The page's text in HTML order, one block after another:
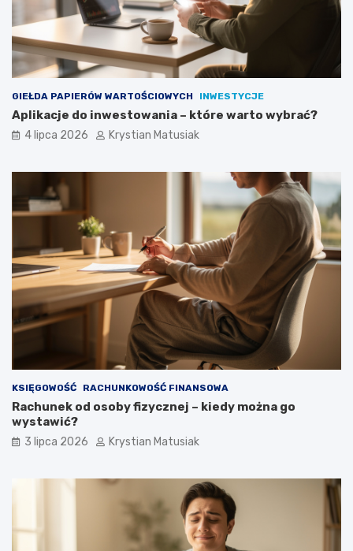
GIEŁDA PAPIERÓW WARTOŚCIOWYCH INWESTYCJE
Aplikacje do inwestowania – które warto wybrać?
4 lipca 2026 Krystian Matusiak
KSIĘGOWOŚĆ RACHUNKOWOŚĆ FINANSOWA
Rachunek od osoby fizycznej – kiedy można go
wystawić?
3 lipca 2026 Krystian Matusiak